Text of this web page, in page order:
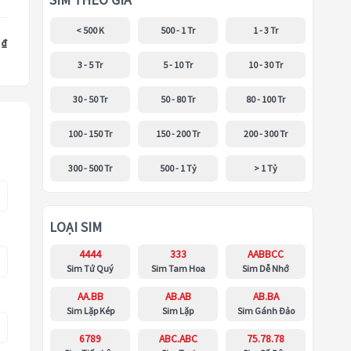
< 500 K 500 - 1 Tr 1 - 3 Tr
3 - 5 Tr 5 - 10 Tr 10 - 30 Tr
30 - 50 Tr 50 - 80 Tr 80 - 100 Tr
100 - 150 Tr 150 - 200 Tr 200 - 300 Tr
300 - 500 Tr 500 - 1 Tỷ > 1 Tỷ
LOẠI SIM
4444
Sim Tứ Quý
333
Sim Tam Hoa
AABBCC
Sim Dễ Nhớ
AA.BB
Sim Lặp Kép
AB.AB
Sim Lặp
AB.BA
Sim Gánh Đảo
6789 ABC.ABC 75.78.78